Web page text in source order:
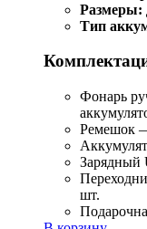
Размеры:
Тип
Фонарь
Ремешок
Зарядный
шт.